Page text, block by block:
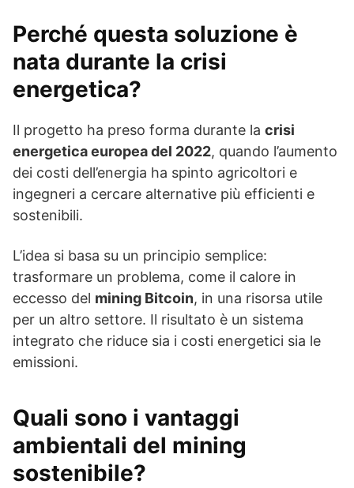
Perché questa soluzione è
nata durante la crisi
energetica?
Il progetto ha preso forma durante la crisi
energetica europea del 2022, quando l’aumento
dei costi dell’energia ha spinto agricoltori e
ingegneri a cercare alternative più efficienti e
sostenibili.
L’idea si basa su un principio semplice:
trasformare un problema, come il calore in
eccesso del mining Bitcoin, in una risorsa utile
per un altro settore. Il risultato è un sistema
integrato che riduce sia i costi energetici sia le
emissioni.
Quali sono i vantaggi
ambientali del mining
sostenibile?